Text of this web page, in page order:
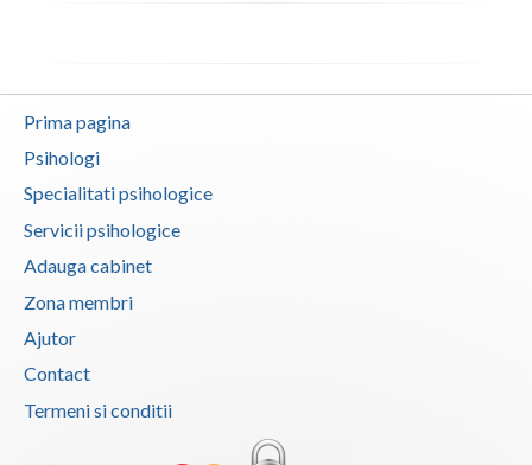
Prima pagina
Psihologi
Specialitati psihologice
Servicii psihologice
Adauga cabinet
Zona membri
Ajutor
Contact
Termeni si conditii